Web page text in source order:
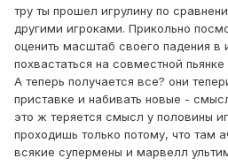
тру ты прошел игрулину по
другими игроками. Прикольно
оценить масштаб своего падения в
похвастаться на совместной
А теперь получается все? они
приставке и набивать новые -
это ж теряется смысл у половины
проходишь только потому, что там
всякие супермены и марвелл